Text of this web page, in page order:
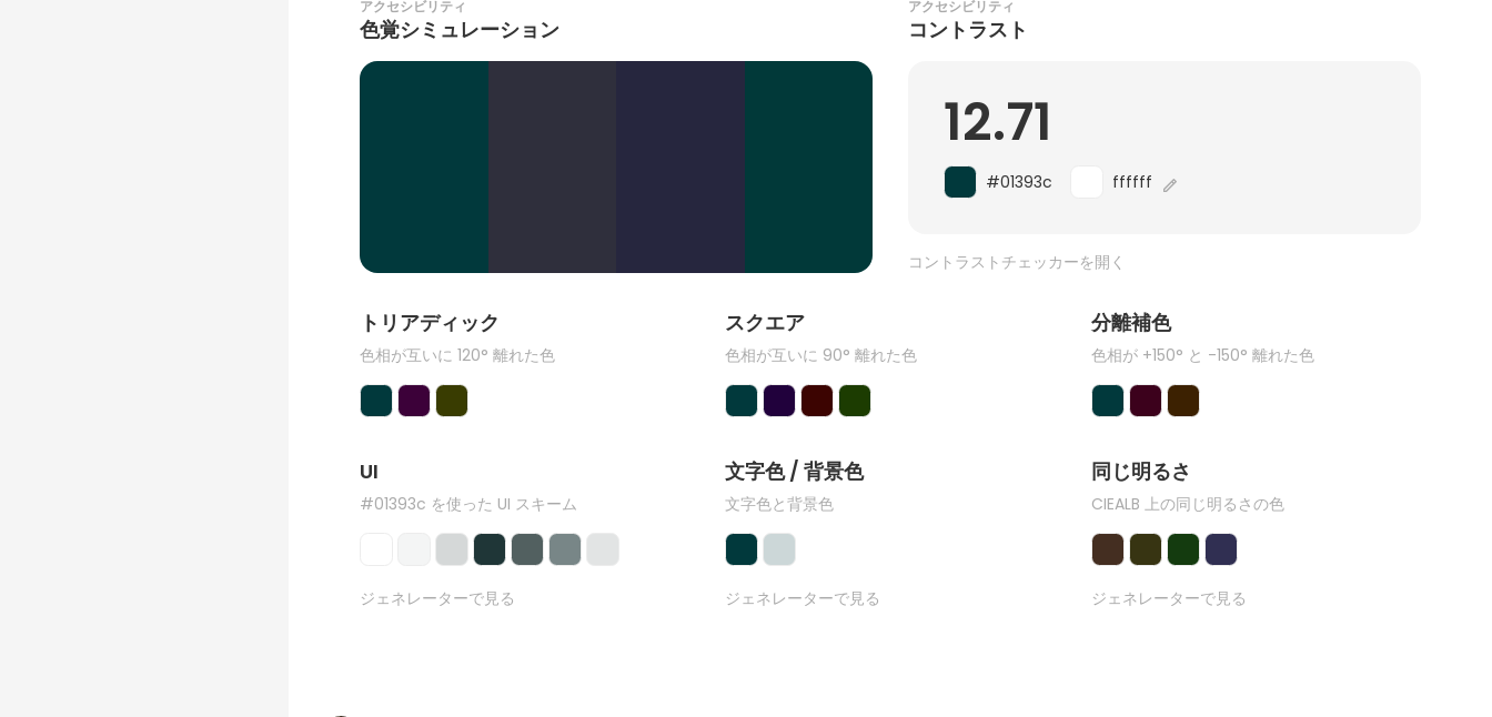
アクセシビリティ
色覚シミュレーション
アクセシビリティ
コントラスト
12.71
#01393c ffffff
コントラストチェッカーを開く
トリアディック
色相が互いに 120° 離れた色
スクエア
色相が互いに 90° 離れた色
分離補色
色相が +150° と -150° 離れた色
UI
#01393c を使った UI スキーム
ジェネレーターで見る
文字色 / 背景色
文字色と背景色
ジェネレーターで見る
同じ明るさ
CIEALB 上の同じ明るさの色
ジェネレーターで見る